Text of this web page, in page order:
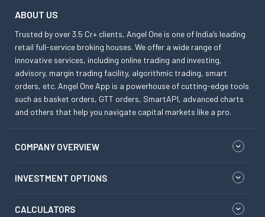
ABOUT US
Trusted by over 3.5 Cr+ clients, Angel One is one of India’s leading
retail full-service broking houses. We offer a wide range of
innovative services, including online trading and investing,
advisory, margin trading facility, algorithmic trading, smart
orders, etc. Angel One App is a powerhouse of cutting-edge tools
such as basket orders, GTT orders, SmartAPI, advanced charts
and others that help you navigate capital markets like a pro.
COMPANY OVERVIEW
INVESTMENT OPTIONS
CALCULATORS